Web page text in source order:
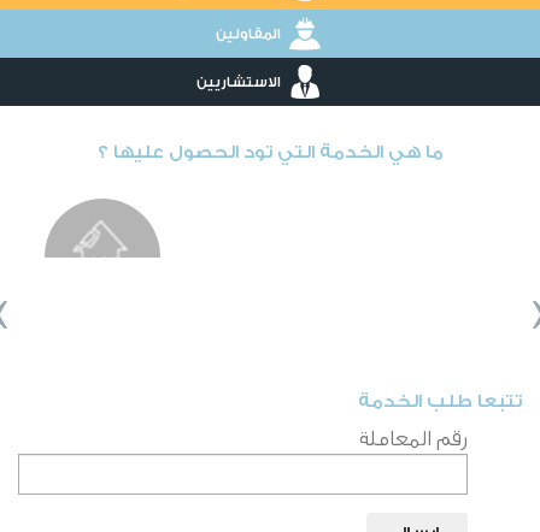
المقاولين
الاستشاريين
ما هي الخدمة التي تود الحصول عليها ؟
‹
تتبعا طلب الخدمة
رقم المعاملة